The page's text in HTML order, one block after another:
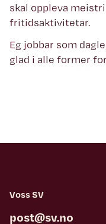
skal oppleva
fritidsaktivitetar.
Eg jobbar som
glad i alle former
Voss SV
post@sv.no